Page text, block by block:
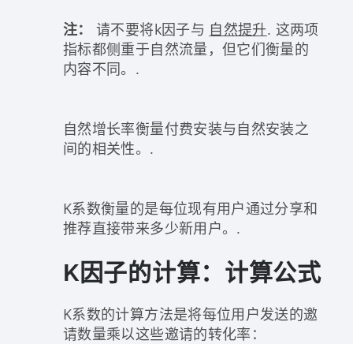
注： 请不要将k因子与 自然提升. 这两项
指标都侧重于自然流量，但它们衡量的
内容不同。.
自然增长率衡量付费安装与自然安装之
间的相关性。.
K系数衡量的是每位现有用户通过分享和
推荐直接带来多少新用户。.
K因子的计算：计算公式
K系数的计算方法是将每位用户发送的邀
请数量乘以这些邀请的转化率：